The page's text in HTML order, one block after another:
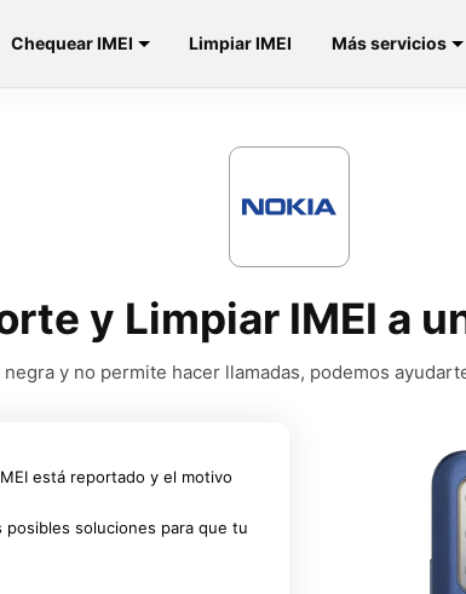
Chequear IMEI Limpiar IMEI Más servicios
y Limpiar IMEI a
negra y no permite hacer llamadas, podemos
está reportado y el motivo
soluciones para que tu